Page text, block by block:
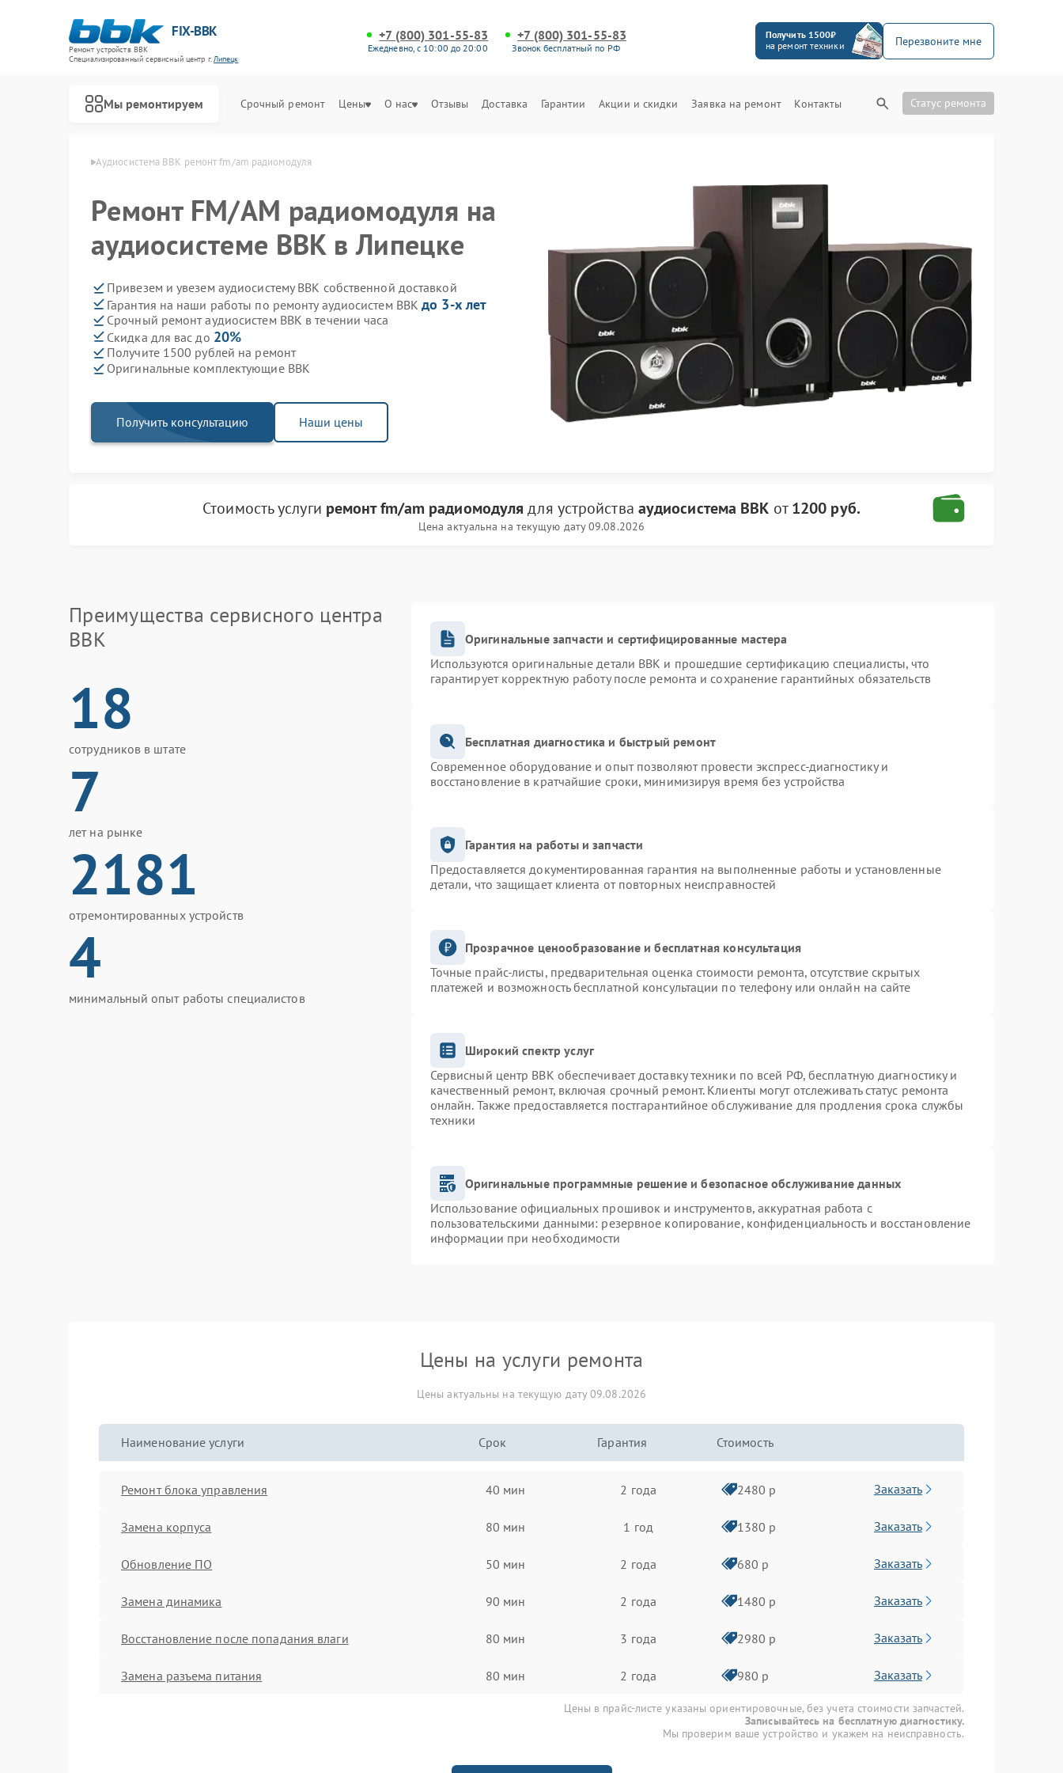
FIX-BBK
Ремонт устройств BBK
Специализированный cервисный центр г.Липецк
+7 (800) 301-55-83
Ежедневно, с 10:00 до 20:00
+7 (800) 301-55-83
Звонок бесплатный по РФ
Получить 1500₽
на ремонт техники
Перезвоните мне
Мы ремонтируем Срочный ремонт Цены О нас Отзывы Доставка Гарантии Акции и скидки Заявка на ремонт Контакты Статус ремонта
Аудиосистема BBK ремонт fm/am радиомодуля
Ремонт FM/AM радиомодуля на
аудиосистеме BBK в Липецке
Привезем и увезем аудиосистему BBK собственной доставкой
Гарантия на наши работы по ремонту аудиосистем BBKдо 3-х лет
Срочный ремонт аудиосистем BBK в течении часа
Скидка для вас до 20%
Получите 1500 рублей на ремонт
Оригинальные комплектующие BBK
Получить консультацию Наши цены
Стоимость услуги ремонт fm/am радиомодуля для устройства аудиосистема BBK от1200 руб.
Цена актуальна на текущую дату 09.08.2026
Преимущества сервисного центра
BBK
18
сотрудников в штате
7
лет на рынке
2181
отремонтированных устройств
4
минимальный опыт работы специалистов
Оригинальные запчасти и сертифицированные мастера
Используются оригинальные детали BBK и прошедшие сертификацию специалисты, что
гарантирует корректную работу после ремонта и сохранение гарантийных обязательств
Бесплатная диагностика и быстрый ремонт
Современное оборудование и опыт позволяют провести экспресс-диагностику и
восстановление в кратчайшие сроки, минимизируя время без устройства
Гарантия на работы и запчасти
Предоставляется документированная гарантия на выполненные работы и установленные
детали, что защищает клиента от повторных неисправностей
Прозрачное ценообразование и бесплатная консультация
Точные прайс-листы, предварительная оценка стоимости ремонта, отсутствие скрытых
платежей и возможность бесплатной консультации по телефону или онлайн на сайте
Широкий спектр услуг
Сервисный центр BBK обеспечивает доставку техники по всей РФ, бесплатную диагностику и
качественный ремонт, включая срочный ремонт. Клиенты могут отслеживать статус ремонта
онлайн. Также предоставляется постгарантийное обслуживание для продления срока службы
техники
Оригинальные программные решение и безопасное обслуживание данных
Использование официальных прошивок и инструментов, аккуратная работа с
пользовательскими данными: резервное копирование, конфиденциальность и восстановление
информации при необходимости
Цены на услуги ремонта
Цены актуальны на текущую дату 09.08.2026
Наименование услуги Срок Гарантия Стоимость
Ремонт блока управления 40 мин 2 года 2480 р Заказать
Замена корпуса 80 мин 1 год 1380 р Заказать
Обновление ПО 50 мин 2 года 680 р Заказать
Замена динамика 90 мин 2 года 1480 р Заказать
Восстановление после попадания влаги 80 мин 3 года 2980 р Заказать
Замена разъема питания 80 мин 2 года 980 р Заказать
Цены в прайс-листе указаны ориентировочные, без учета стоимости запчастей.
Записывайтесь на бесплатную диагностику.
Мы проверим ваше устройство и укажем на неисправность.